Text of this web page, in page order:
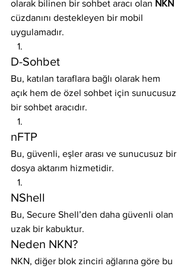
olarak bilinen bir sohbet aracı olan NKN
cüzdanını destekleyen bir mobil
uygulamadır.
D-Sohbet
Bu, katılan taraflara bağlı olarak hem
açık hem de özel sohbet için sunucusuz
bir sohbet aracıdır.
nFTP
Bu, güvenli, eşler arası ve sunucusuz bir
dosya aktarım hizmetidir.
NShell
Bu, Secure Shell’den daha güvenli olan
uzak bir kabuktur.
Neden NKN?
NKN, diğer blok zinciri ağlarına göre bu